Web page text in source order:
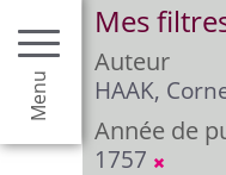
Menu
Mes
Auteur
HAAK,
Année de
1757